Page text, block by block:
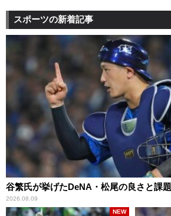
スポーツの新着記事
谷繁氏が挙げたDeNA・松尾の良さと課
2026.08.09
NEW